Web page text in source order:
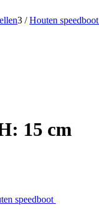
3 / Houten speedboot
15 cm
speedboot